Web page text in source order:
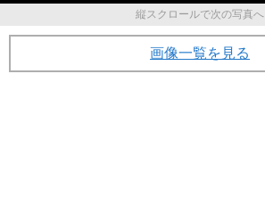
縦スクロールで次の写真へ
画像一覧を見る